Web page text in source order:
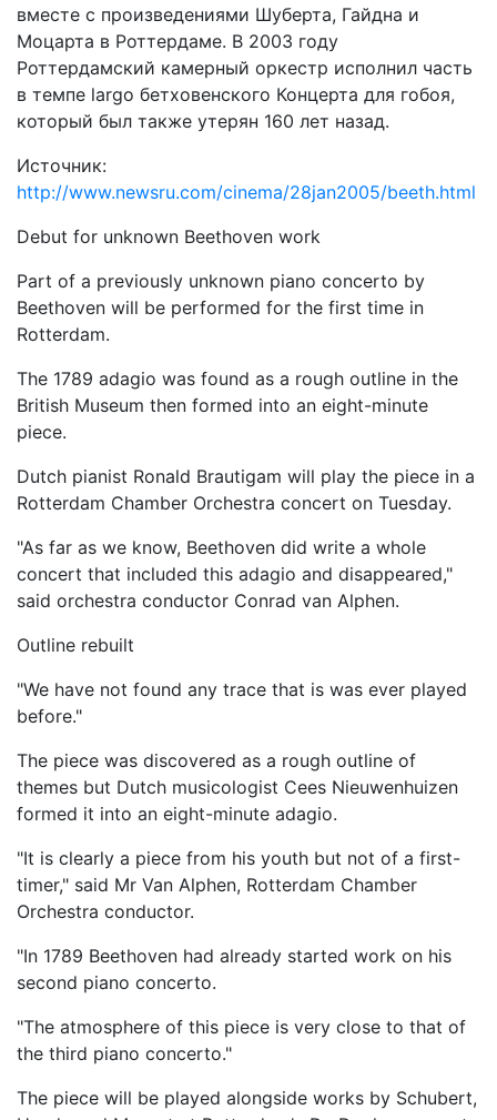
вместе с произведениями Шуберта, Гайдна и
Моцарта в Роттердаме. В 2003 году
Роттердамский камерный оркестр исполнил часть
в темпе largo бетховенского Концерта для гобоя,
который был также утерян 160 лет назад.
Источник:
http://www.newsru.com/cinema/28jan2005/beeth.html
Debut for unknown Beethoven work
Part of a previously unknown piano concerto by
Beethoven will be performed for the first time in
Rotterdam.
The 1789 adagio was found as a rough outline in the
British Museum then formed into an eight-minute
piece.
Dutch pianist Ronald Brautigam will play the piece in a
Rotterdam Chamber Orchestra concert on Tuesday.
"As far as we know, Beethoven did write a whole
concert that included this adagio and disappeared,"
said orchestra conductor Conrad van Alphen.
Outline rebuilt
"We have not found any trace that is was ever played
before."
The piece was discovered as a rough outline of
themes but Dutch musicologist Cees Nieuwenhuizen
formed it into an eight-minute adagio.
"It is clearly a piece from his youth but not of a first-
timer," said Mr Van Alphen, Rotterdam Chamber
Orchestra conductor.
"In 1789 Beethoven had already started work on his
second piano concerto.
"The atmosphere of this piece is very close to that of
the third piano concerto."
The piece will be played alongside works by Schubert,